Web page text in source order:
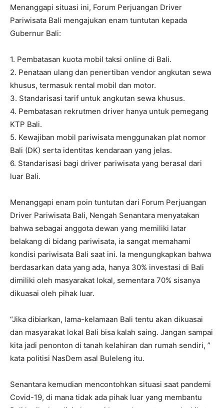
Menanggapi situasi ini, Forum Perjuangan Driver
Pariwisata Bali mengajukan enam tuntutan kepada
Gubernur Bali:
1. Pembatasan kuota mobil taksi online di Bali.
2. Penataan ulang dan penertiban vendor angkutan sewa
khusus, termasuk rental mobil dan motor.
3. Standarisasi tarif untuk angkutan sewa khusus.
4. Pembatasan rekrutmen driver hanya untuk pemegang
KTP Bali.
5. Kewajiban mobil pariwisata menggunakan plat nomor
Bali (DK) serta identitas kendaraan yang jelas.
6. Standarisasi bagi driver pariwisata yang berasal dari
luar Bali.
Menanggapi enam poin tuntutan dari Forum Perjuangan
Driver Pariwisata Bali, Nengah Senantara menyatakan
bahwa sebagai anggota dewan yang memiliki latar
belakang di bidang pariwisata, ia sangat memahami
kondisi pariwisata Bali saat ini. Ia mengungkapkan bahwa
berdasarkan data yang ada, hanya 30% investasi di Bali
dimiliki oleh masyarakat lokal, sementara 70% sisanya
dikuasai oleh pihak luar.
“Jika dibiarkan, lama-kelamaan Bali tentu akan dikuasai
dan masyarakat lokal Bali bisa kalah saing. Jangan sampai
kita jadi penonton di tanah kelahiran dan rumah sendiri, ”
kata politisi NasDem asal Buleleng itu.
Senantara kemudian mencontohkan situasi saat pandemi
Covid-19, di mana tidak ada pihak luar yang membantu